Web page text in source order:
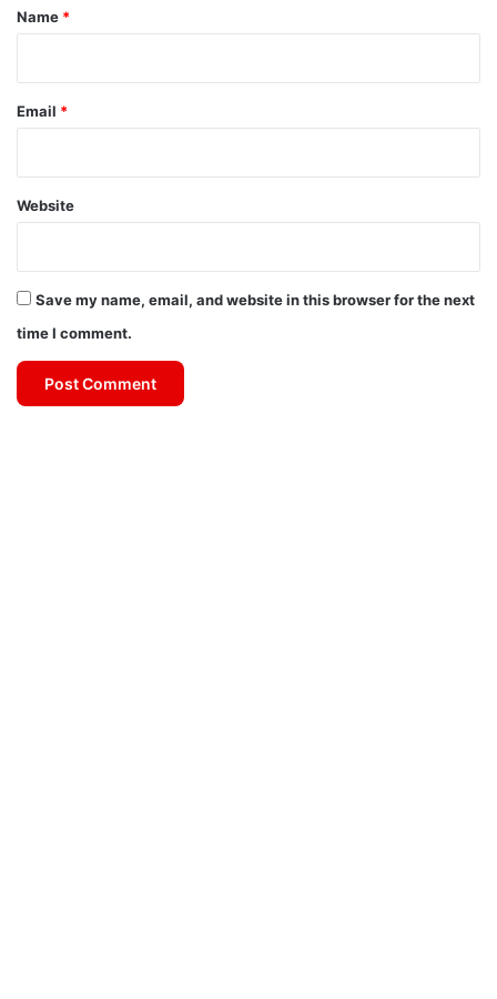
*
Name *
Email *
Website
Save my name, email, and website in this browser for the next
time I comment.